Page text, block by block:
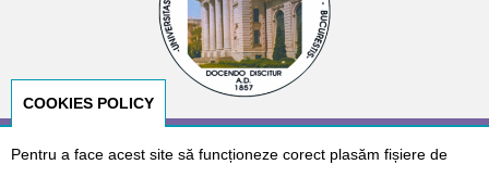
© Copyright 2026 E-NeoNat. Designed byDr. Cătălin Gabriel
COOKIES POLICY
Pentru a face acest site să funcționeze corect plasăm fișiere de